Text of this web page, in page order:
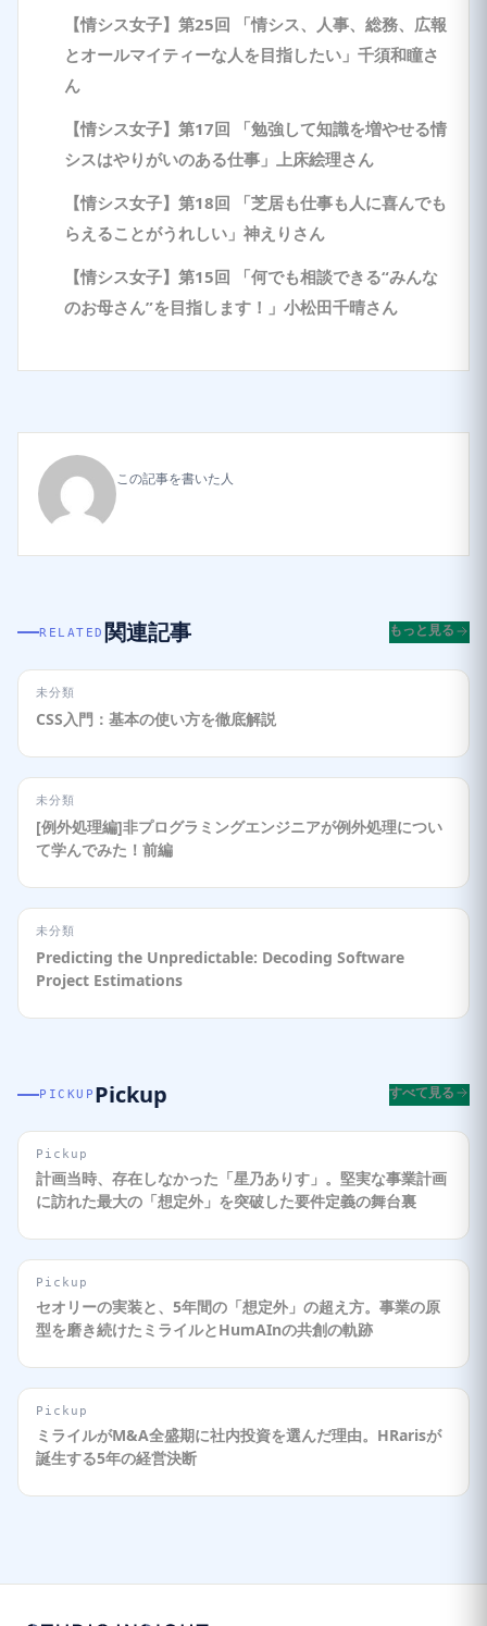
【情シス女子】第25回 「情シス、人事、総務、広報
とオールマイティーな人を目指したい」千須和瞳さ
ん
【情シス女子】第17回 「勉強して知識を増やせる情
シスはやりがいのある仕事」上床絵理さん
【情シス女子】第18回 「芝居も仕事も人に喜んでも
らえることがうれしい」神えりさん
【情シス女子】第15回 「何でも相談できる“みんな
のお母さん”を目指します！」小松田千晴さん
この記事を書いた人
RELATED 関連記事 もっと見る
未分類
CSS入門：基本の使い方を徹底解説
未分類
[例外処理編]非プログラミングエンジニアが例外処理につい
て学んでみた！前編
未分類
Predicting the Unpredictable: Decoding Software
Project Estimations
PICKUP Pickup すべて見る
Pickup
計画当時、存在しなかった「星乃ありす」。堅実な事業計画
に訪れた最大の「想定外」を突破した要件定義の舞台裏
Pickup
セオリーの実装と、5年間の「想定外」の超え方。事業の原
型を磨き続けたミライルとHumAInの共創の軌跡
Pickup
ミライルがM&A全盛期に社内投資を選んだ理由。HRarisが
誕生する5年の経営決断